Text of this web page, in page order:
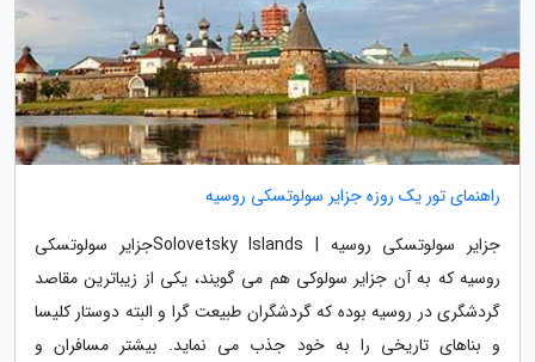
راهنمای تور یک روزه جزایر سولوتسکی روسیه
جزایر سولوتسکی روسیه | Solovetsky Islandsجزایر سولوتسکی
روسیه که به آن جزایر سولوکی هم می گویند، یکی از زیباترین مقاصد
گردشگری در روسیه بوده که گردشگران طبیعت گرا و البته دوستار کلیسا
و بناهای تاریخی را به خود جذب می نماید. بیشتر مسافران و